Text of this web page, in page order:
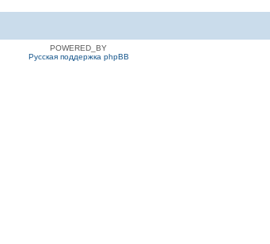
POWERED_BY
Русская поддержка phpBB